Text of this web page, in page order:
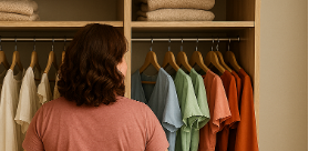
ОДЯГАТИСЯ,
ВЖЕ ХОЧЕТЬСЯ
перевірити всіх на
світить сонце і
КУПАЛЬНИК ІЗ НАКИДКОЮ
СПІДНИЦЕЮ: ЩО ОБРАТИ
Літо — це час, коли
впевнено та комфортно.
жінок звертають увагу не